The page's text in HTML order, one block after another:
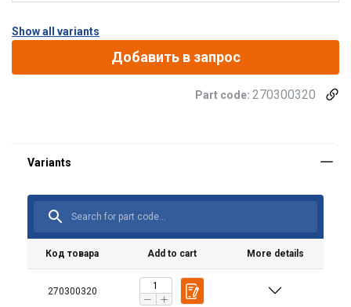
Show all variants
Добавить в запрос
Part code: 270300320
Код товара Add to cart More details
270300320